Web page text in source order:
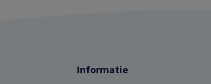
Informatie